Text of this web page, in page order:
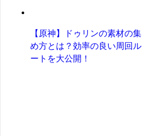
【原神】ドゥリンの素材の集
め方とは？効率の良い周回ル
ートを大公開！